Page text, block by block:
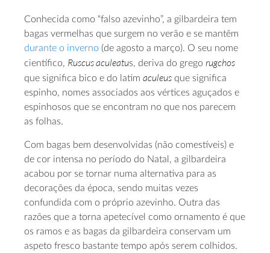
Conhecida como “falso azevinho”, a gilbardeira tem
bagas vermelhas que surgem no verão e se mantêm
durante o inverno (de agosto a março). O seu nome
científico, Ruscus aculeatus, deriva do grego rugchos
que significa bico e do latim aculeus que significa
espinho, nomes associados aos vértices aguçados e
espinhosos que se encontram no que nos parecem
as folhas.
Com bagas bem desenvolvidas (não comestíveis) e
de cor intensa no período do Natal, a gilbardeira
acabou por se tornar numa alternativa para as
decorações da época, sendo muitas vezes
confundida com o próprio azevinho. Outra das
razões que a torna apetecível como ornamento é que
os ramos e as bagas da gilbardeira conservam um
aspeto fresco bastante tempo após serem colhidos.